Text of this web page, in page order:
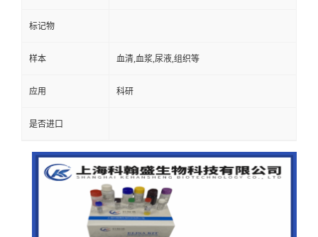
标记物
样本 血清,血浆,尿液,组织等
应用 科研
是否进口